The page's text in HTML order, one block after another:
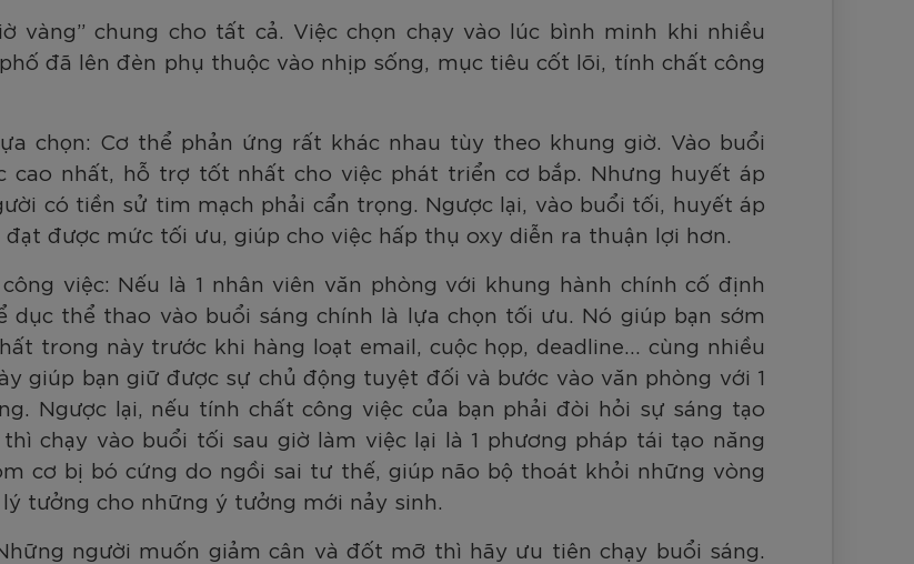
vàng” chung cho tất cả. Việc chọn chạy vào lúc bình minh khi nhiều
đã lên đèn phụ thuộc vào nhịp sống, mục tiêu cốt lõi, tính chất công
chọn: Cơ thể phản ứng rất khác nhau tùy theo khung giờ. Vào buổi
cao nhất, hỗ trợ tốt nhất cho việc phát triển cơ bắp. Nhưng huyết áp
có tiền sử tim mạch phải cẩn trọng. Ngược lại, vào buổi tối, huyết áp
được mức tối ưu, giúp cho việc hấp thụ oxy diễn ra thuận lợi hơn.
việc: Nếu là 1 nhân viên văn phòng với khung hành chính cố định
thể thao vào buổi sáng chính là lựa chọn tối ưu. Nó giúp bạn sớm
trong này trước khi hàng loạt email, cuộc họp, deadline… cùng nhiều
giúp bạn giữ được sự chủ động tuyệt đối và bước vào văn phòng với 1
Ngược lại, nếu tính chất công việc của bạn phải đòi hỏi sự sáng tạo
chạy vào buổi tối sau giờ làm việc lại là 1 phương pháp tái tạo năng
cơ bị bó cứng do ngồi sai tư thế, giúp não bộ thoát khỏi những vòng
tưởng cho những ý tưởng mới nảy sinh.
người muốn giảm cân và đốt mỡ thì hãy ưu tiên chạy buổi sáng.